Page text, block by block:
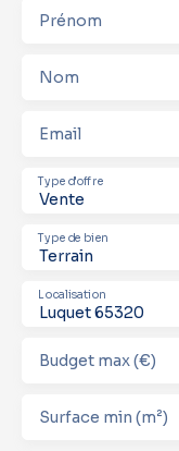
Prénom
Nom
Email
Vente
Type d'offre
Terrain
Type de bien
Luquet 65320
Localisation
Budget max (€)
Surface min (m²)